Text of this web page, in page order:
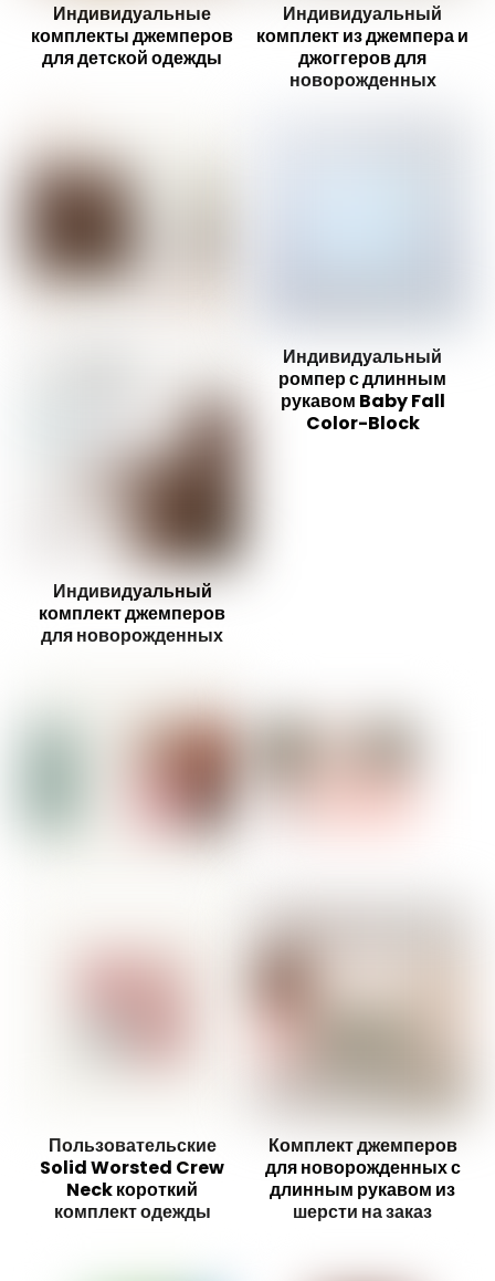
Индивидуальные
комплекты джемперов
для детской одежды
Индивидуальный
комплект из джемпера и
джоггеров для
новорожденных
Индивидуальный
комплект джемперов
для новорожденных
Индивидуальный
ромпер с длинным
рукавом Baby Fall
Color-Block
Пользовательские
Solid Worsted Crew
Neck короткий
комплект одежды
Комплект джемперов
для новорожденных с
длинным рукавом из
шерсти на заказ